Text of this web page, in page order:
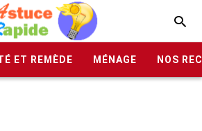
ET REMÈDE MÉNAGE NOS